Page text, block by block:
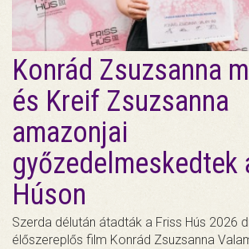
Konrád Zsuzsanna
és Kreif Zsuzsanna
amazonjai
győzedelmeskedtek
Húson
Szerda délután átadták a Friss Hús 2026
élőszereplős film Konrád Zsuzsanna